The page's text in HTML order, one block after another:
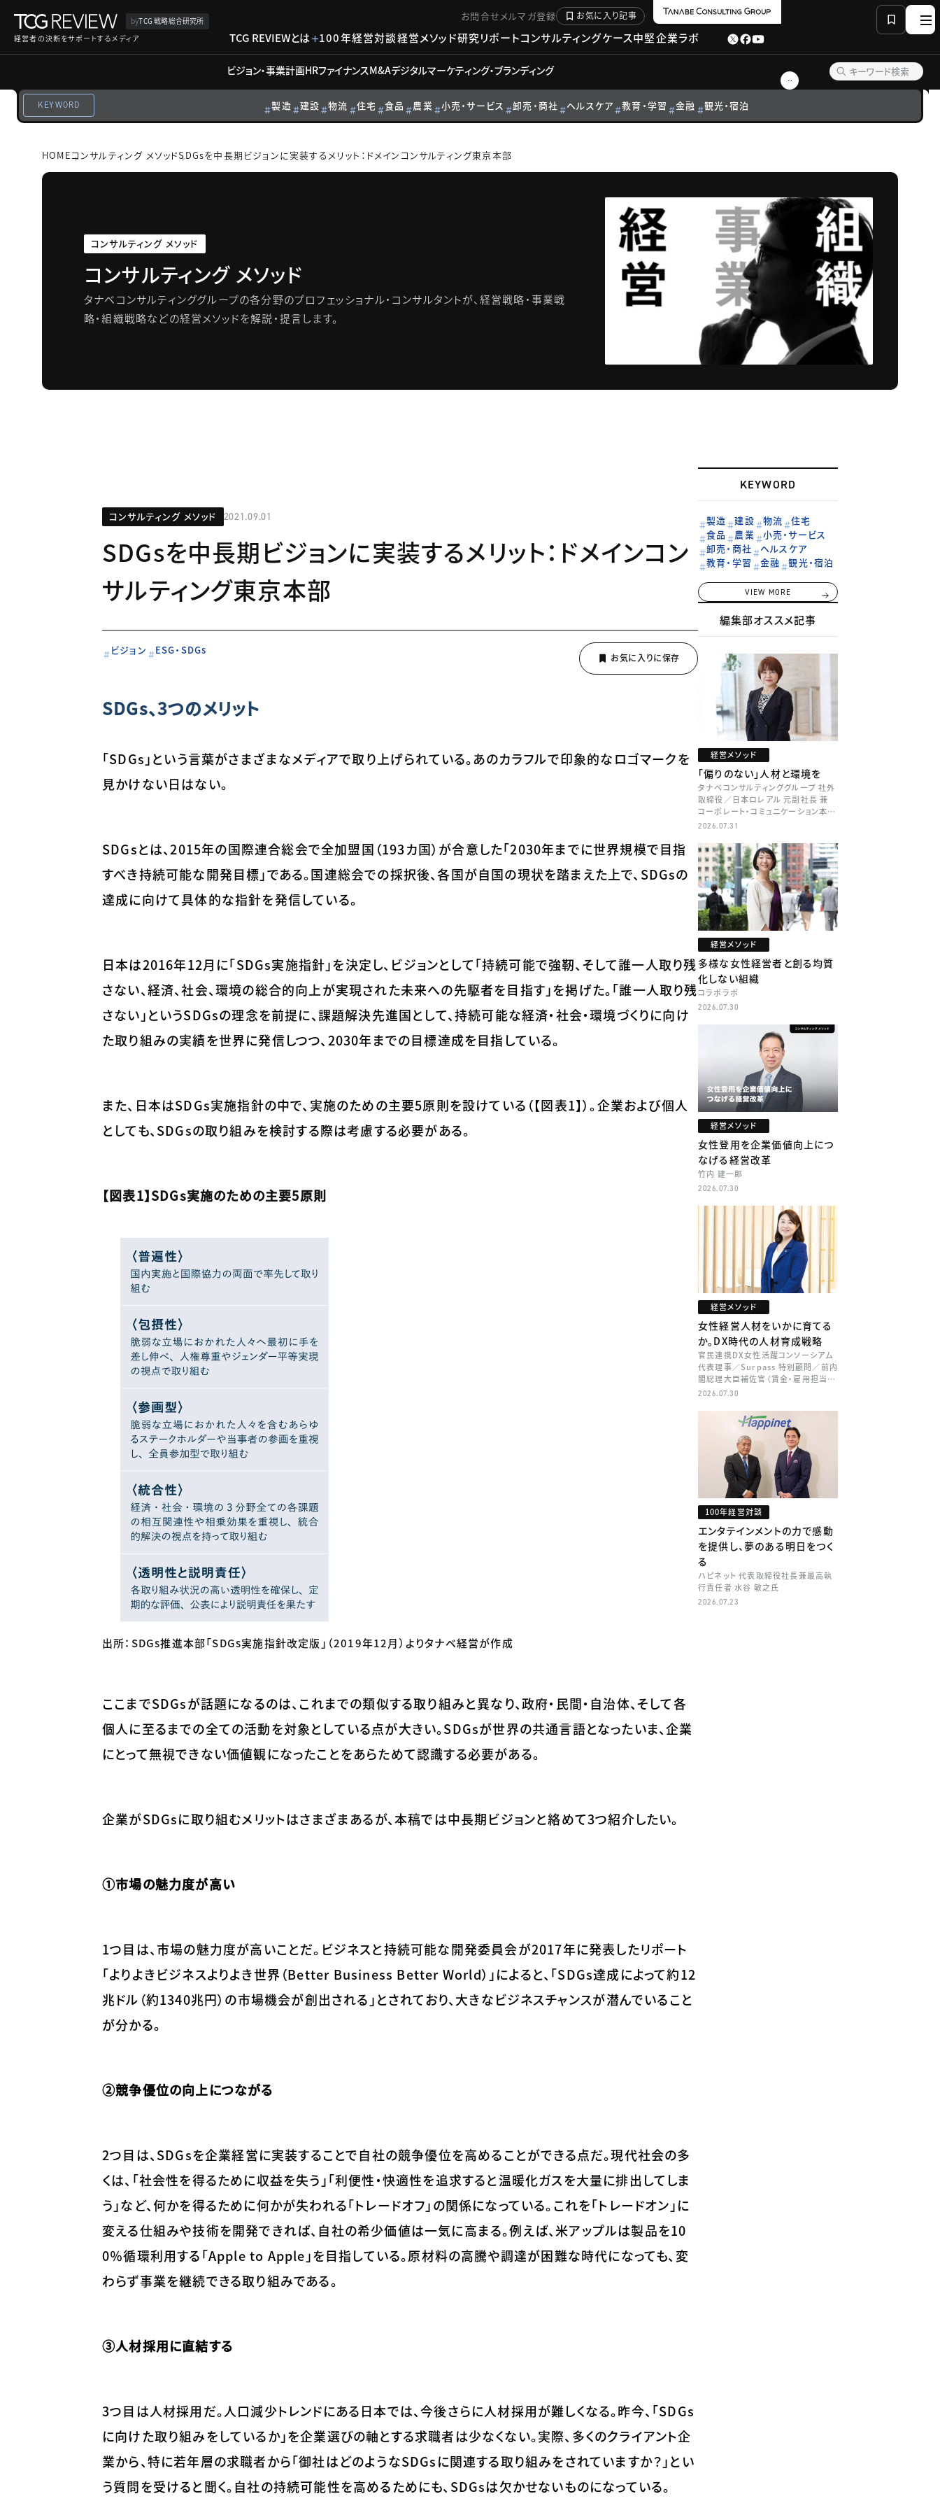
byTCG 戦略総合研究所
経営者の決断をサポートするメディア
お問合せメルマガ登録 お気に入り記事
TCG REVIEWとは 100年経営対談経営メソッド研究リポートコンサルティングケース中堅企業ラボ
ビジョン・事業計画HRファイナンスM&Aデジタルマーケティング・ブランディング
KEYWORD 製造 建設 物流 住宅 食品 農業 小売・サービス 卸売・商社 ヘルスケア 教育・学習 金融 観光・宿泊
HOMEコンサルティング メソッドSDGsを中長期ビジョンに実装するメリット：ドメインコンサルティング東京本部
コンサルティング メソッド
コンサルティング メソッド
タナベコンサルティンググループの各分野のプロフェッショナル・コンサルタントが、経営戦略・事業戦
略・組織戦略などの経営メソッドを解説・提言します。
コンサルティング メソッド 2021.09.01
SDGsを中長期ビジョンに実装するメリット：ドメインコン
サルティング東京本部
ビジョン ESG・SDGs
SDGs、3つのメリット
「SDGs」という言葉がさまざまなメディアで取り上げられている。あのカラフルで印象的なロゴマークを
見かけない日はない。
SDGsとは、2015年の国際連合総会で全加盟国（193カ国）が合意した「2030年までに世界規模で目指
すべき持続可能な開発目標」である。国連総会での採択後、各国が自国の現状を踏まえた上で、SDGsの
達成に向けて具体的な指針を発信している。
日本は2016年12月に「SDGs実施指針」を決定し、ビジョンとして「持続可能で強靭、そして誰一人取り残
さない、経済、社会、環境の総合的向上が実現された未来への先駆者を目指す」を掲げた。「誰一人取り残
さない」というSDGsの理念を前提に、課題解決先進国として、持続可能な経済・社会・環境づくりに向け
た取り組みの実績を世界に発信しつつ、2030年までの目標達成を目指している。
また、日本はSDGs実施指針の中で、実施のための主要5原則を設けている（【図表1】）。企業および個人
としても、SDGsの取り組みを検討する際は考慮する必要がある。
【図表1】SDGs実施のための主要5原則
出所：SDGs推進本部「SDGs実施指針改定版」（2019年12月）よりタナベ経営が作成
ここまでSDGsが話題になるのは、これまでの類似する取り組みと異なり、政府・民間・自治体、そして各
個人に至るまでの全ての活動を対象としている点が大きい。SDGsが世界の共通言語となったいま、企業
にとって無視できない価値観になったことをあらためて認識する必要がある。
企業がSDGsに取り組むメリットはさまざまあるが、本稿では中長期ビジョンと絡めて3つ紹介したい。
①市場の魅力度が高い
1つ目は、市場の魅力度が高いことだ。ビジネスと持続可能な開発委員会が2017年に発表したリポート
「よりよきビジネスよりよき世界（Better Business Better World）」によると、「SDGs達成によって約12
兆ドル（約1340兆円）の市場機会が創出される」とされており、大きなビジネスチャンスが潜んでいること
が分かる。
②競争優位の向上につながる
2つ目は、SDGsを企業経営に実装することで自社の競争優位を高めることができる点だ。現代社会の多
くは、「社会性を得るために収益を失う」「利便性・快適性を追求すると温暖化ガスを大量に排出してしま
う」など、何かを得るために何かが失われる「トレードオフ」の関係になっている。これを「トレードオン」に
変える仕組みや技術を開発できれば、自社の希少価値は一気に高まる。例えば、米アップルは製品を10
0％循環利用する「Apple to Apple」を目指している。原材料の高騰や調達が困難な時代になっても、変
わらず事業を継続できる取り組みである。
③人材採用に直結する
3つ目は人材採用だ。人口減少トレンドにある日本では、今後さらに人材採用が難しくなる。昨今、「SDGs
に向けた取り組みをしているか」を企業選びの軸とする求職者は少なくない。実際、多くのクライアント企
業から、特に若年層の求職者から「御社はどのようなSDGsに関連する取り組みをされていますか？」とい
う質問を受けると聞く。自社の持続可能性を高めるためにも、SDGsは欠かせないものになっている。
KEYWORD
製造 建設 物流
住宅
食品
農業
小売・サービス
卸売・商社
ヘルスケア
教育・学習
金融 観光・宿泊
VIEW MORE
編集部オススメ記事
経営メソッド
「偏りのない」人材と環境を
タナベコンサルティンググループ 社外
取締役／日本ロレアル 元副社長 兼
コーポレート・コミュニケーション本部
本部長／キャリアコンサルタント 井村
2026.07.31
経営メソッド
多様な女性経営者と創る均質
化しない組織
コラボラボ
2026.07.30
経営メソッド
女性登用を企業価値向上につ
なげる経営改革
竹内 建一郎
2026.07.30
経営メソッド
女性経営人材をいかに育てる
か。DX時代の人材育成戦略
官民連携DX女性活躍コンソーシアム
代表理事／Surpass 特別顧問／前内
閣総理大臣補佐官（賃金・雇用担当）
矢田 稚子
2026.07.30
100年経営対談
エンタテインメントの力で感動
を提供し、夢のある明日をつく
る
ハピネット 代表取締役社長兼最高執
行責任者 水谷 敏之氏
2026.07.23